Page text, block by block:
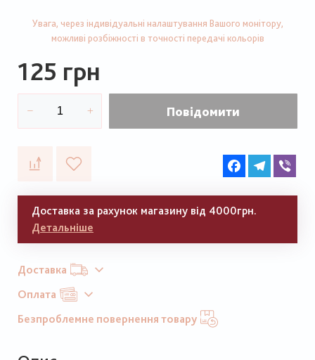
Увага, через індивідуальні налаштування Вашого монітору,
можливі розбіжності в точності передачі кольорів
125 грн
Повідомити
FacebookTelegram
Доставка за рахунок магазину від 4000грн.
Детальніше
Доставка
Оплата
Безпроблемне повернення товару